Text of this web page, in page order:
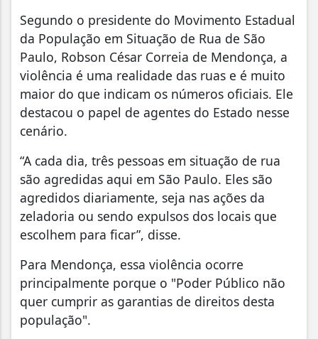
Segundo o presidente do Movimento Estadual
da População em Situação de Rua de São
Paulo, Robson César Correia de Mendonça, a
violência é uma realidade das ruas e é muito
maior do que indicam os números oficiais. Ele
destacou o papel de agentes do Estado nesse
cenário.
“A cada dia, três pessoas em situação de rua
são agredidas aqui em São Paulo. Eles são
agredidos diariamente, seja nas ações da
zeladoria ou sendo expulsos dos locais que
escolhem para ficar”, disse.
Para Mendonça, essa violência ocorre
principalmente porque o "Poder Público não
quer cumprir as garantias de direitos desta
população".